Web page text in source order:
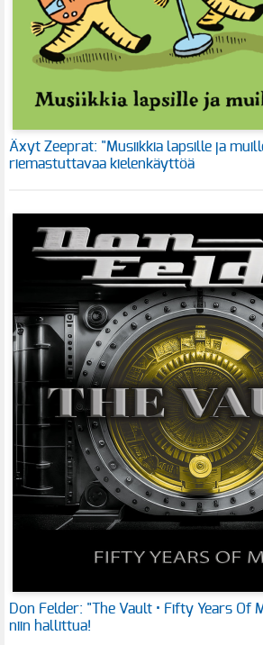
Äxyt Zeeprat: "Musiikkia lapsille ja
riemastuttavaa kielenkäyttöä
Don Felder: "The Vault • Fifty Years Of
niin hallittua!